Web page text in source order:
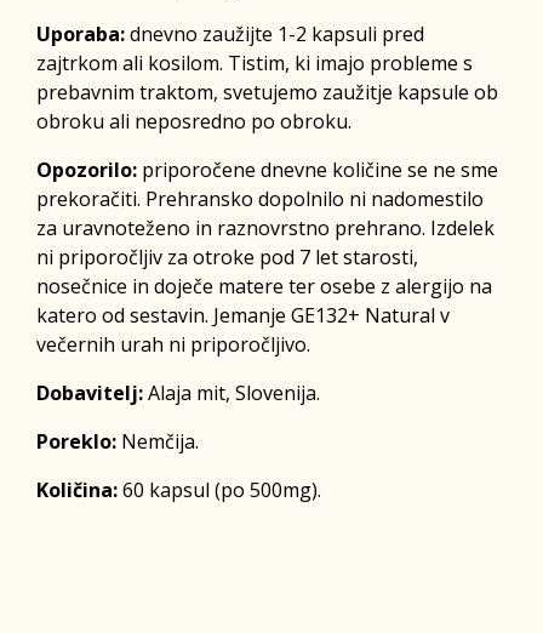
Uporaba:dnevno zaužijte 1-2 kapsuli pred
zajtrkom ali kosilom. Tistim, ki imajo probleme s
prebavnim traktom, svetujemo zaužitje kapsule ob
obroku ali neposredno po obroku.
Opozorilo: priporočene dnevne količine se ne sme
prekoračiti. Prehransko dopolnilo ni nadomestilo
za uravnoteženo in raznovrstno prehrano. Izdelek
ni priporočljiv za otroke pod 7 let starosti,
nosečnice in doječe matere ter osebe z alergijo na
katero od sestavin. Jemanje GE132+ Natural v
večernih urah ni priporočljivo.
Dobavitelj:Alaja mit, Slovenija.
Poreklo: Nemčija.
Količina:60 kapsul (po 500mg).